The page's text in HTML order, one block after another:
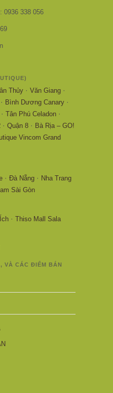
0936 338 056
Thủy · Văn Giang ·
· Bình Dương Canary ·
· Tân Phú Celadon ·
· Quận 8 · Bà Rịa – GO!
Vincom Grand
· Đà Nẵng · Nha Trang
Sài Gòn
· Thiso Mall Sala
VÀ CÁC ĐIỂM BÁN